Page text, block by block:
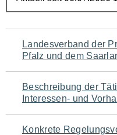
Navigation
für
den
Seiteninhalt
Landesverband der
Pfalz und dem
Beschreibung der
Interessen- und
Konkrete